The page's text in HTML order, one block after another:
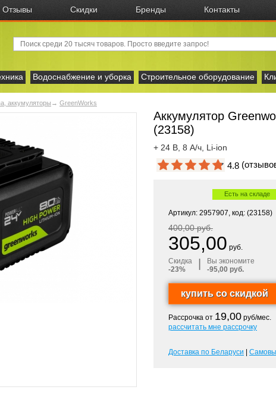
Отзывы Скидки Бренды Контакты
Водоснабжение и уборка Строительное оборудование
аккумуляторы → GreenWorks
Аккумулятор
(23158)
+ 24 В, 8 А/ч, Li-ion
4.8
Есть на складе
Артикул: 2957907, код: (23158)
400,00 руб.
305,00 руб.
Скидка
-23%
Вы экономите
-95,00 руб.
Рассрочка от 19,00 руб/мес.
рассчитать мне рассрочку
Доставка по Беларуси